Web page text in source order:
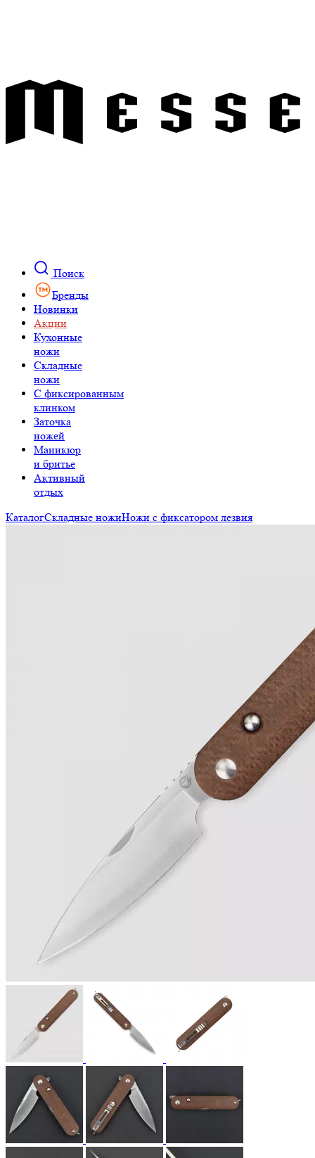
Поиск
Бренды
Новинки
Акции
Кухонные
ножи
Складные
ножи
C фиксированным
клинком
Заточка
ножей
Маникюр
и бритье
Активный
отдых
КаталогСкладные ножиНожи с фиксатором лезвия